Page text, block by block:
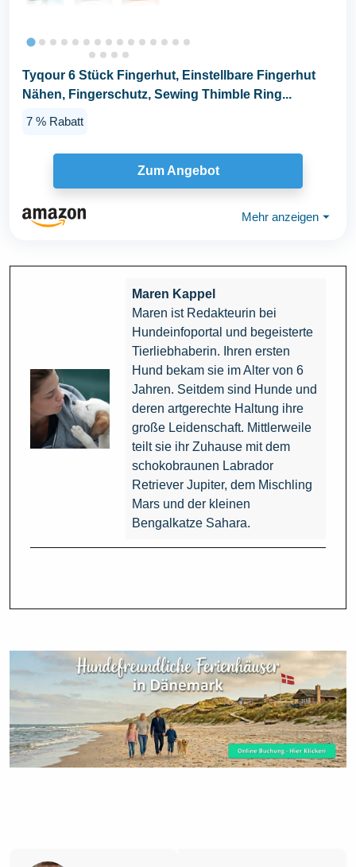
Tyqour 6 Stück Fingerhut, Einstellbare Fingerhut
Nähen, Fingerschutz, Sewing Thimble Ring...
7 % Rabatt
Zum Angebot
Mehr anzeigen ⏷
Maren Kappel
Maren ist Redakteurin bei
Hundeinfoportal und begeisterte
Tierliebhaberin. Ihren ersten
Hund bekam sie im Alter von 6
Jahren. Seitdem sind Hunde und
deren artgerechte Haltung ihre
große Leidenschaft. Mittlerweile
teilt sie ihr Zuhause mit dem
schokobraunen Labrador
Retriever Jupiter, dem Mischling
Mars und der kleinen
Bengalkatze Sahara.